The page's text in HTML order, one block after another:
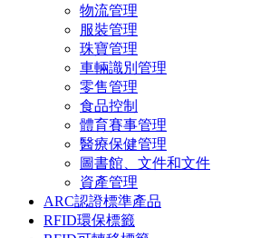
物流管理
服裝管理
珠寶管理
車輛識別管理
零售管理
食品控制
體育賽事管理
醫療保健管理
圖書館、文件和文件
資產管理
ARC認證標準產品
RFID環保標籤